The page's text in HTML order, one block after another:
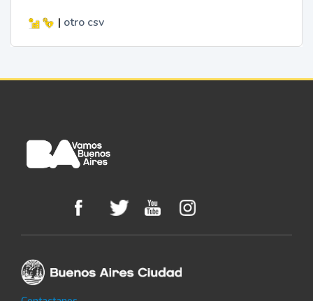
| otro csv